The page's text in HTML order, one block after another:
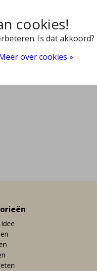
cookies!
Is dat akkoord?
over cookies »